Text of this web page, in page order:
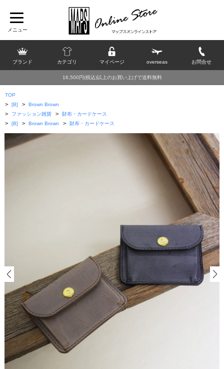
ブランド カテゴリ マイページ overseas お問合せ
16,500円(税込)以上のお買い上げで送料無料
TOP
> [B] > Brown Brown
> ファッション雑貨 > 財布・カードケース
> [B] > Brown Brown > 財布・カードケース